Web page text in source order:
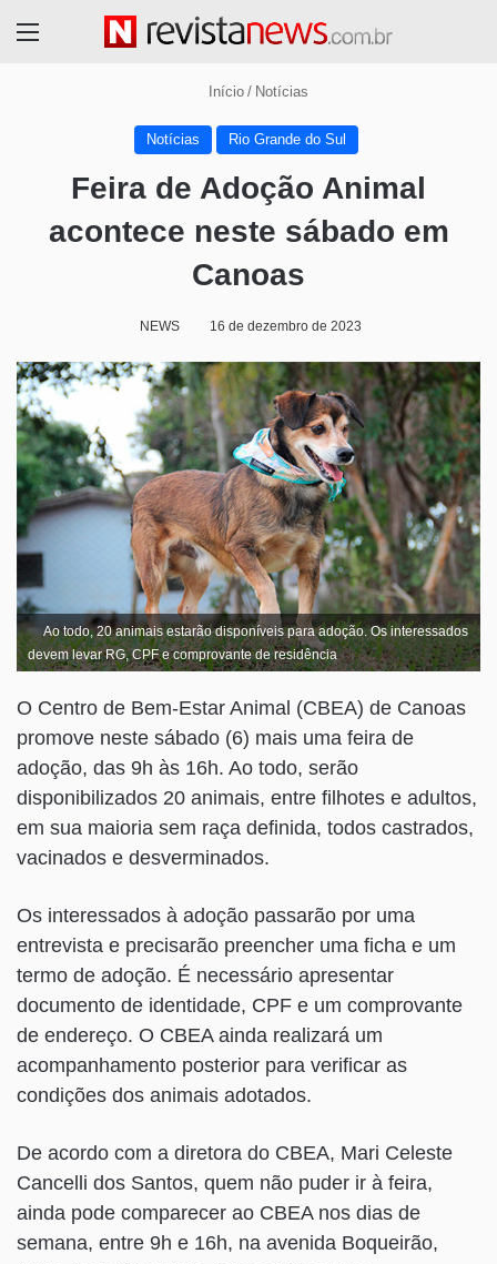
Início / Notícias
Notícias Rio Grande do Sul
Feira de Adoção Animal
acontece neste sábado em
Canoas
NEWS 16 de dezembro de 2023
Ao todo, 20 animais estarão disponíveis para adoção. Os interessados
devem levar RG, CPF e comprovante de residência
O Centro de Bem-Estar Animal (CBEA) de Canoas
promove neste sábado (6) mais uma feira de
adoção, das 9h às 16h. Ao todo, serão
disponibilizados 20 animais, entre filhotes e adultos,
em sua maioria sem raça definida, todos castrados,
vacinados e desverminados.
Os interessados à adoção passarão por uma
entrevista e precisarão preencher uma ficha e um
termo de adoção. É necessário apresentar
documento de identidade, CPF e um comprovante
de endereço. O CBEA ainda realizará um
acompanhamento posterior para verificar as
condições dos animais adotados.
De acordo com a diretora do CBEA, Mari Celeste
Cancelli dos Santos, quem não puder ir à feira,
ainda pode comparecer ao CBEA nos dias de
semana, entre 9h e 16h, na avenida Boqueirão,